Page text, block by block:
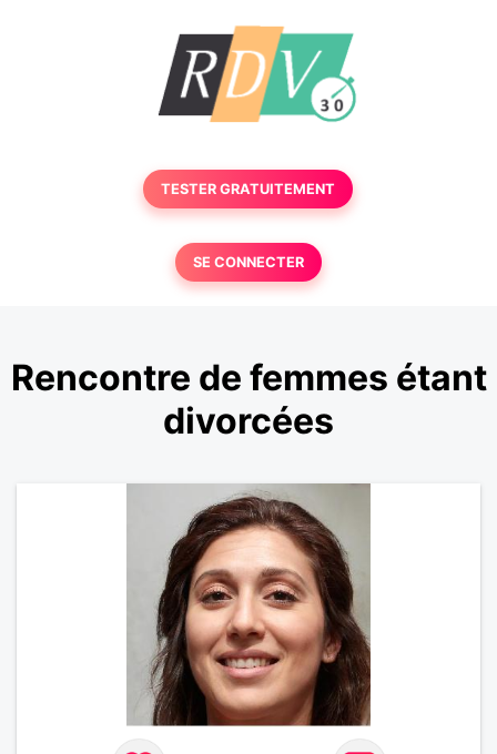
TESTER GRATUITEMENT
SE CONNECTER
Rencontre de femmes étant
divorcées